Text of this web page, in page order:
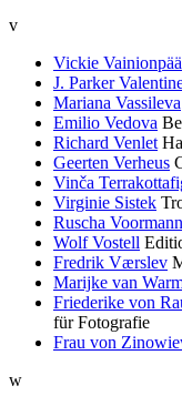
v
Vickie Vainionpää
J. Parker
Mariana Vassileva
Emilio Vedova
Richard Venlet
Geerten Verheus
Vinča
Virginie Sistek
Ruscha Voormann
Wolf Vostell
Fredrik Værslev
Marijke van
Friederike von
für Fotografie
Frau von
w